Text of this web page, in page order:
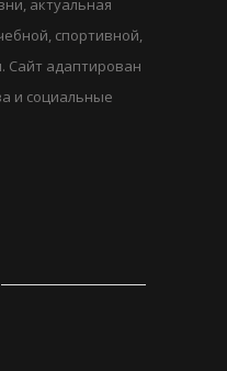
актуальная
спортивной,
Сайт адаптирован
и социальные